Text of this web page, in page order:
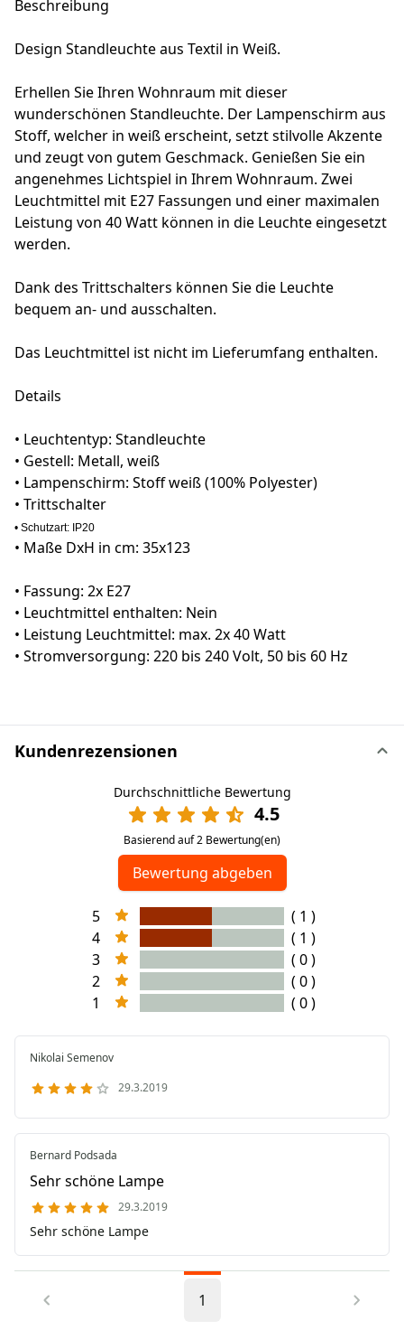
Beschreibung
Design Standleuchte aus Textil in Weiß.
Erhellen Sie Ihren Wohnraum mit dieser
wunderschönen Standleuchte. Der Lampenschirm aus
Stoff, welcher in weiß erscheint, setzt stilvolle Akzente
und zeugt von gutem Geschmack. Genießen Sie ein
angenehmes Lichtspiel in Ihrem Wohnraum. Zwei
Leuchtmittel mit E27 Fassungen und einer maximalen
Leistung von 40 Watt können in die Leuchte eingesetzt
werden.
Dank des Trittschalters können Sie die Leuchte
bequem an- und ausschalten.
Das Leuchtmittel ist nicht im Lieferumfang enthalten.
Details
• Leuchtentyp: Standleuchte
• Gestell: Metall, weiß
• Lampenschirm: Stoff weiß (100% Polyester)
• Trittschalter
• Schutzart: IP20
• Maße DxH in cm: 35x123
• Fassung: 2x E27
• Leuchtmittel enthalten: Nein
• Leistung Leuchtmittel: max. 2x 40 Watt
• Stromversorgung: 220 bis 240 Volt, 50 bis 60 Hz
Kundenrezensionen
Durchschnittliche Bewertung
4.5
Basierend auf 2 Bewertung(en)
Bewertung abgeben
5
( 1 )
4
( 1 )
3
( 0 )
2
( 0 )
1
( 0 )
Nikolai Semenov
29.3.2019
Bernard Podsada
Sehr schöne Lampe
29.3.2019
Sehr schöne Lampe
1